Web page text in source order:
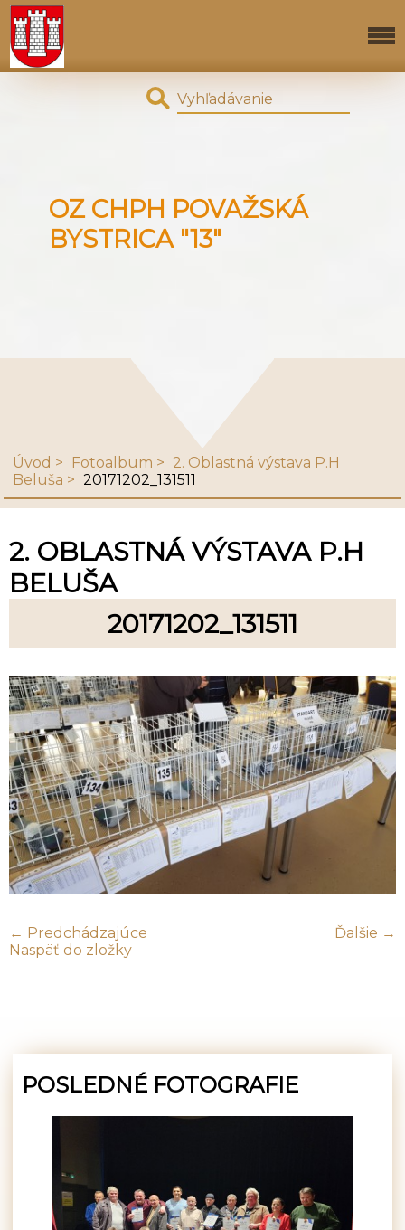
OZ CHPH POVAŽSKÁ
BYSTRICA "13"
Úvod Fotoalbum
2. Oblastná výstava P.H
Beluša
20171202_131511
2. OBLASTNÁ VÝSTAVA P.H
BELUŠA
20171202_131511
← Predchádzajúce
Ďalšie →
Naspäť do zložky
POSLEDNÉ FOTOGRAFIE